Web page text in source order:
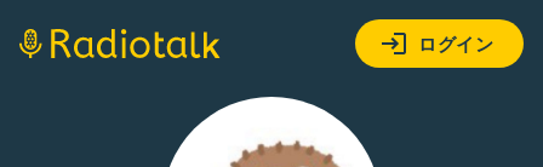
ログイン